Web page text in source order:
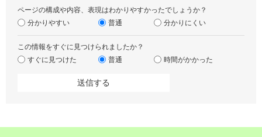
ページの構成や内容、表現はわかりやすかったでしょうか？
分かりやすい
普通 分かりにくい
この情報をすぐに見つけられましたか？
すぐに見つけた
普通 時間がかかった